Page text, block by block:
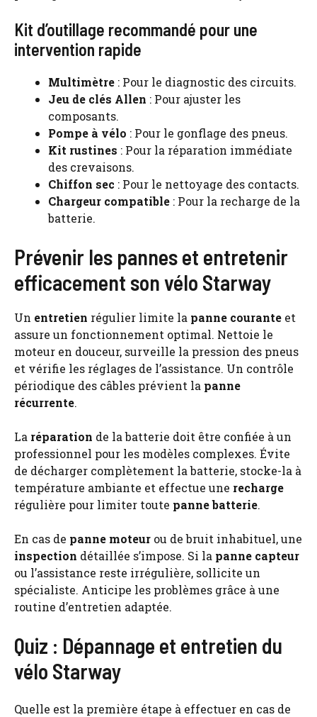
Kit d’outillage recommandé pour une
intervention rapide
Multimètre : Pour le diagnostic des circuits.
Jeu de clés Allen : Pour ajuster les
composants.
Pompe à vélo : Pour le gonflage des pneus.
Kit rustines : Pour la réparation immédiate
des crevaisons.
Chiffon sec : Pour le nettoyage des contacts.
Chargeur compatible : Pour la recharge de la
batterie.
Prévenir les pannes et entretenir
efficacement son vélo Starway
Un entretien régulier limite la panne courante et
assure un fonctionnement optimal. Nettoie le
moteur en douceur, surveille la pression des pneus
et vérifie les réglages de l’assistance. Un contrôle
périodique des câbles prévient la panne
récurrente.
La réparation de la batterie doit être confiée à un
professionnel pour les modèles complexes. Évite
de décharger complètement la batterie, stocke-la à
température ambiante et effectue une recharge
régulière pour limiter toute panne batterie.
En cas de panne moteur ou de bruit inhabituel, une
inspection détaillée s’impose. Si la panne capteur
ou l’assistance reste irrégulière, sollicite un
spécialiste. Anticipe les problèmes grâce à une
routine d’entretien adaptée.
Quiz : Dépannage et entretien du
vélo Starway
Quelle est la première étape à effectuer en cas de